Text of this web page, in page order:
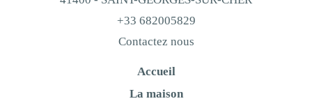
+33 682005829
Contactez nous
Accueil
La maison